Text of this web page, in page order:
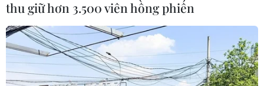
Cháy tàu du lịch QN 5798-Syrena tại Vịnh
Hạ Long
thu giữ hơn 3.500 viên hồng phiến